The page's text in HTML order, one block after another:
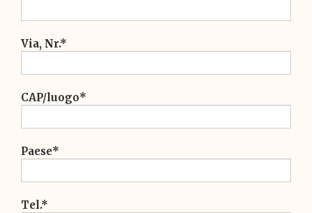
Via, Nr.*
CAP/luogo*
Paese*
Tel.*